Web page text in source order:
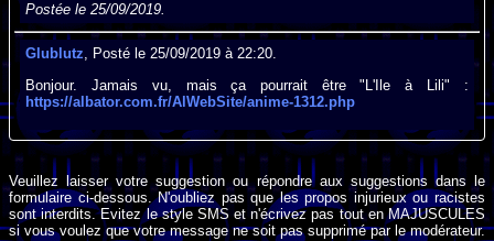
Postée le 25/09/2019.
Glublutz, Posté le 25/09/2019 à 22:20.
Bonjour. Jamais vu, mais ça pourrait être "L'Ile à Lili" :
https://albator.com.fr/AlWebSite/anime-1312.php
Veuillez laisser votre suggestion ou répondre aux suggestions dans le
formulaire ci-dessous. N'oubliez pas que les propos injurieux ou racistes
sont interdits. Evitez le style SMS et n'écrivez pas tout en MAJUSCULES
si vous voulez que votre message ne soit pas supprimé par le modérateur.